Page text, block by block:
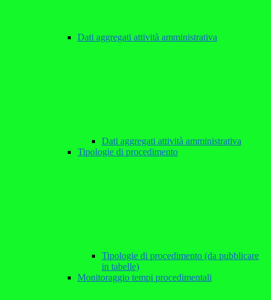
Dati aggregati attività amministrativa
Dati aggregati attività amministrativa
Tipologie di procedimento
Tipologie di procedimento (da pubblicare
in tabelle)
Monitoraggio tempi procedimentali